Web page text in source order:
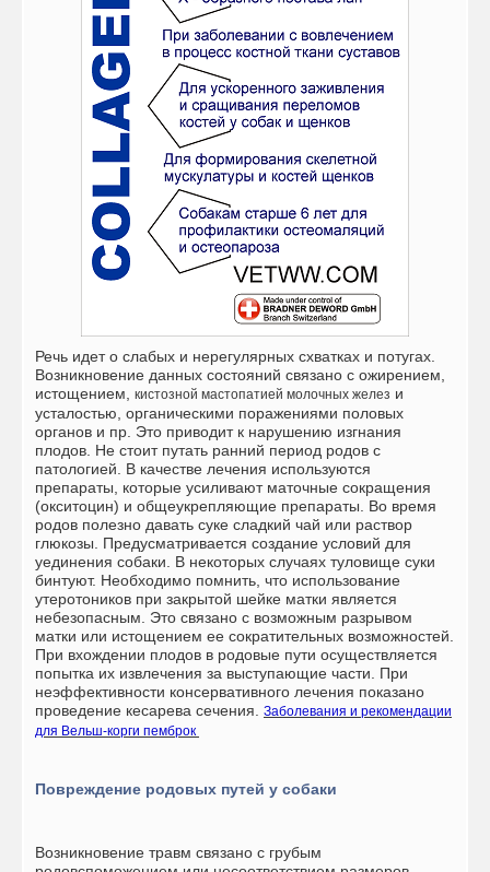
Речь идет о слабых и нерегулярных схватках и потугах.
Возникновение данных состояний связано с ожирением,
истощением, кистозной мастопатией молочных желез и
усталостью, органическими поражениями половых
органов и пр. Это приводит к нарушению изгнания
плодов. Не стоит путать ранний период родов с
патологией. В качестве лечения используются
препараты, которые усиливают маточные сокращения
(окситоцин) и общеукрепляющие препараты. Во время
родов полезно давать суке сладкий чай или раствор
глюкозы. Предусматривается создание условий для
уединения собаки. В некоторых случаях туловище суки
бинтуют. Необходимо помнить, что использование
утеротоников при закрытой шейке матки является
небезопасным. Это связано с возможным разрывом
матки или истощением ее сократительных возможностей.
При вхождении плодов в родовые пути осуществляется
попытка их извлечения за выступающие части. При
неэффективности консервативного лечения показано
проведение кесарева сечения. Заболевания и рекомендации
для Вельш-корги пемброк
Повреждение родовых путей у собаки
Возникновение травм связано с грубым